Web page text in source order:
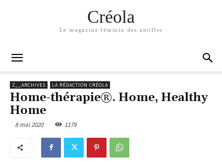
Créola
Le magazine féminin des antilles
Z__ARCHIVES LA RÉDACTION CRÉOLA
Home-thérapie®. Home, Healthy
Home
8 mai 2020 1179